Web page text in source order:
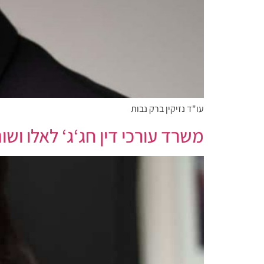
עו"ד נזיקין ברק נבות
משרד עורכי דין חג‘ג‘ לאלו